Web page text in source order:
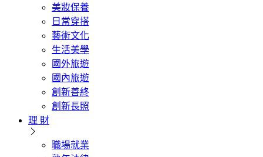
美妝保養
日常穿搭
藝術文化
生活美學
國外旅遊
國內旅遊
創新善終
創新長照
理 財
職場就業